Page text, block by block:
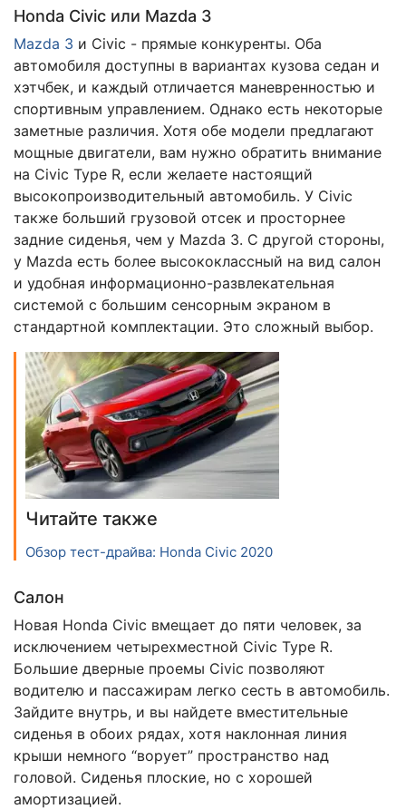
Honda Civic или Mazda 3
Mazda 3 и Civic - прямые конкуренты. Оба
автомобиля доступны в вариантах кузова седан и
хэтчбек, и каждый отличается маневренностью и
спортивным управлением. Однако есть некоторые
заметные различия. Хотя обе модели предлагают
мощные двигатели, вам нужно обратить внимание
на Civic Type R, если желаете настоящий
высокопроизводительный автомобиль. У Civic
также больший грузовой отсек и просторнее
задние сиденья, чем у Mazda 3. С другой стороны,
у Mazda есть более высококлассный на вид салон
и удобная информационно-развлекательная
системой с большим сенсорным экраном в
стандартной комплектации. Это сложный выбор.
Читайте также
Обзор тест-драйва: Honda Civic 2020
Салон
Новая Honda Civic вмещает до пяти человек, за
исключением четырехместной Civic Type R.
Большие дверные проемы Civic позволяют
водителю и пассажирам легко сесть в автомобиль.
Зайдите внутрь, и вы найдете вместительные
сиденья в обоих рядах, хотя наклонная линия
крыши немного “ворует” пространство над
головой. Сиденья плоские, но с хорошей
амортизацией.